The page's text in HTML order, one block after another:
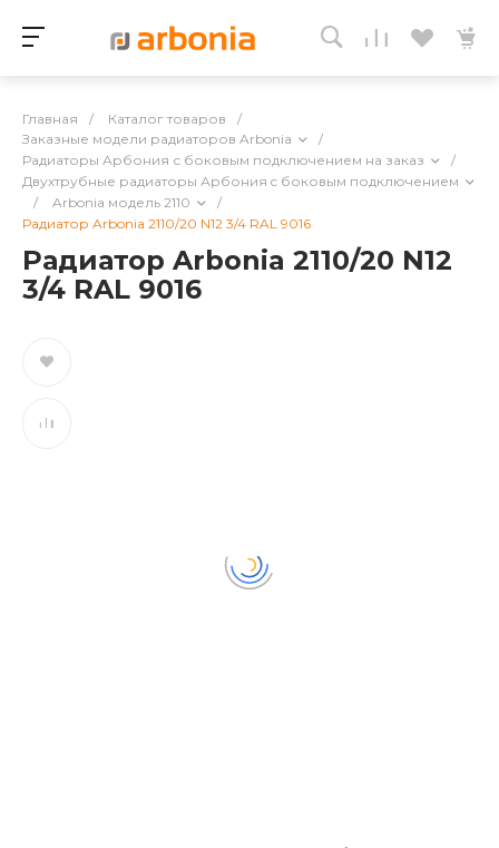
Главная / Каталог товаров
/
Заказные модели радиаторов Arbonia
/
Радиаторы Арбония с боковым подключением на заказ
/
Двухтрубные радиаторы Арбония c боковым подключением
/
Arbonia модель 2110
/
Радиатор Arbonia 2110/20 N12 3/4 RAL 9016
Радиатор Arbonia 2110/20 N12
3/4 RAL 9016